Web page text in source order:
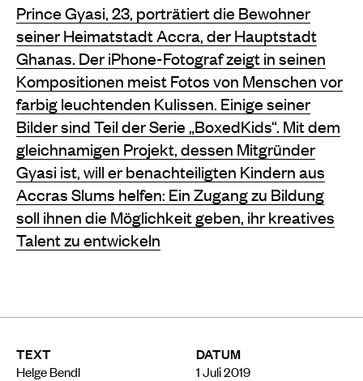
TEXT
Helge Bendl
DATUM
1 Juli 2019
Prince Gyasi, 23, porträtiert die Bewohner
seiner Heimatstadt Accra, der Hauptstadt
Ghanas. Der iPhone-Fotograf zeigt in seinen
Kompositionen meist Fotos von Menschen vor
farbig leuchtenden Kulissen. Einige seiner
Bilder sind Teil der Serie „BoxedKids“. Mit dem
gleichnamigen Projekt, dessen Mitgründer
Gyasi ist, will er benachteiligten Kindern aus
Accras Slums helfen: Ein Zugang zu Bildung
soll ihnen die Möglichkeit geben, ihr kreatives
Talent zu entwickeln